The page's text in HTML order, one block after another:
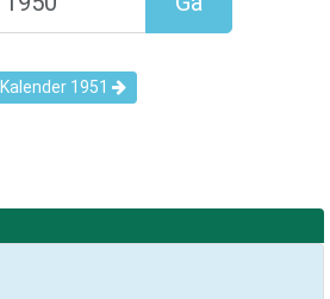
Kalender 1951